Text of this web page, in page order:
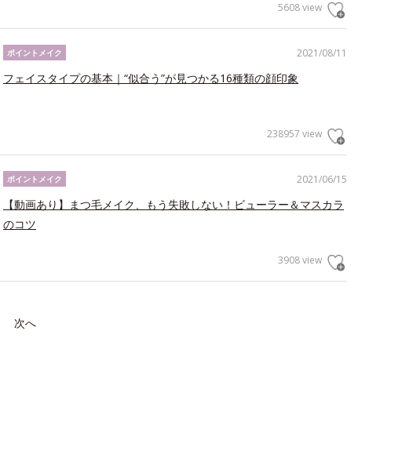
5608 view
2021/08/11
ポイントメイク
フェイスタイプの基本｜“似合う”が見つかる16種類の顔印象
238957 view
2021/06/15
ポイントメイク
【動画あり】まつ毛メイク、もう失敗しない！ビューラー＆マスカラ
のコツ
3908 view
次へ